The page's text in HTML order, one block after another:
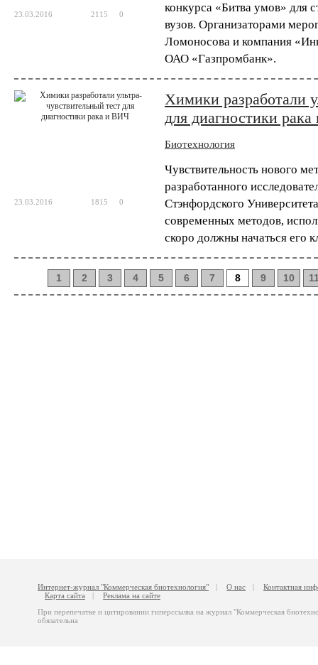
23.03.2016 2115 0
конкурса «Битва умов» для
вузов. Организаторами
Ломоносова и компания
ОАО «Газпромбанк».
23.03.2016 1815 0
Химики разработали
для диагностики
Биотехнология
Чувствительность нового
разработанного
Стэнфордского
современных методов,
скоро должны начаться его
1 2 3 4 5 6 7 8 9 10
Интернет-журнал "Коммерческая биотехнология" | О нас |
Контактная
Карта сайта
|
Реклама на сайте
При перепечатке и цитировании гиперссылка на журнал "Коммерческая
обязательна